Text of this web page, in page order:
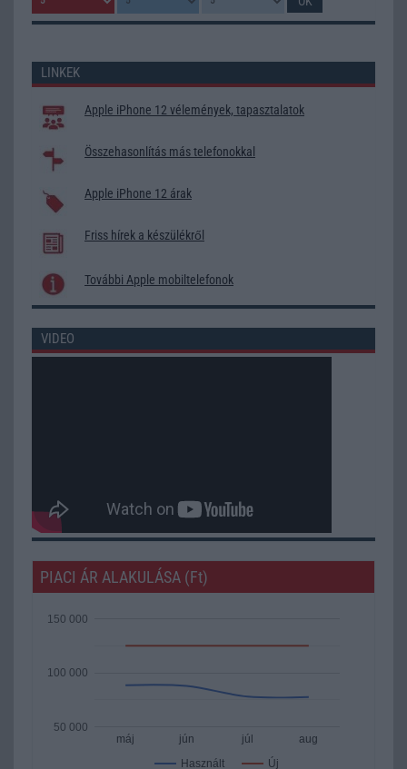
LINKEK
Apple iPhone 12 vélemények, tapasztalatok
Összehasonlítás más telefonokkal
Apple iPhone 12 árak
Friss hírek a készülékről
További Apple mobiltelefonok
VIDEO
PIACI ÁR ALAKULÁSA (Ft)
Használt Új
máj jún júl aug
50 000
100 000
150 000